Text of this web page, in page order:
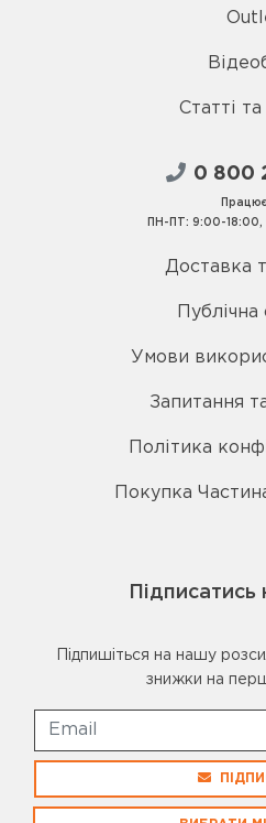
Статті
0 800
ПН-ПТ: 9:00-18:00,
Доставка
Умови
Запитання
Політика
Покупка
Підпишіться на нашу
знижки на